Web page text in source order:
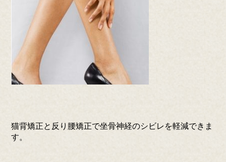
猫背矯正と反り腰矯正で坐骨神経のシビレを軽減できま
す。